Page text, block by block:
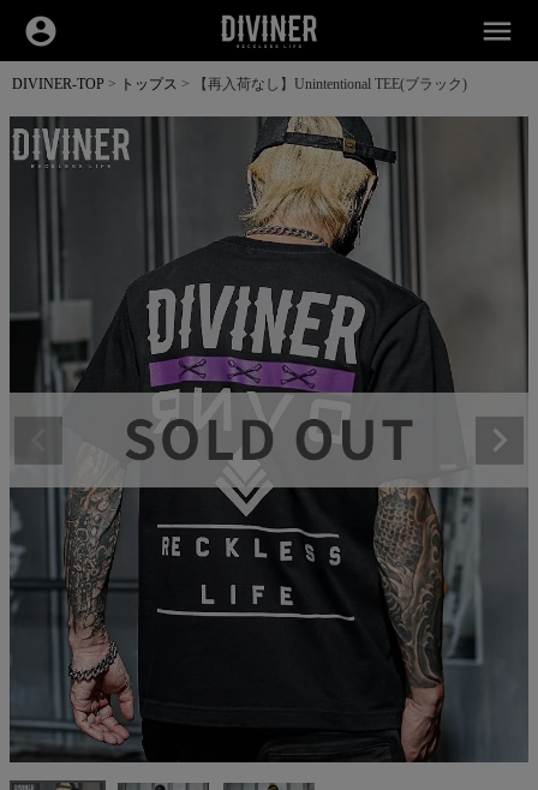
account_circle menu
DIVINER-TOP トップス 【再入荷なし】Unintentional TEE(ブラック)